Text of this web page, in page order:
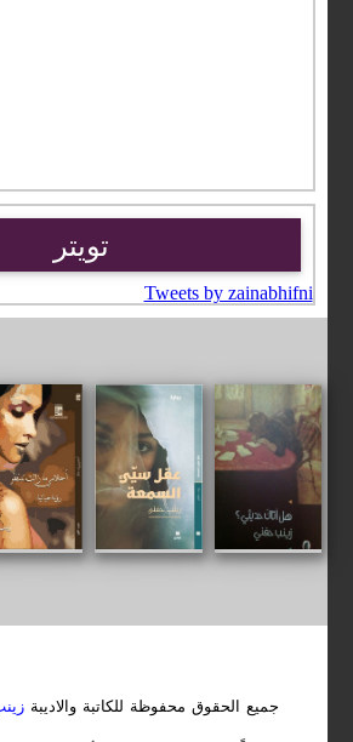
تويتر
Tweets by zainabhifni
جميع الحقوق محفوظة للكاتبة والاديبة